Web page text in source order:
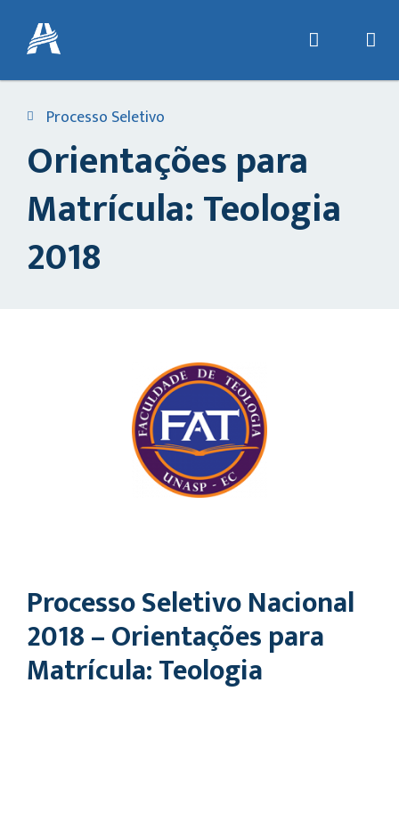
Processo Seletivo
Orientações para
Matrícula: Teologia
2018
Processo Seletivo Nacional
2018 – Orientações para
Matrícula: Teologia